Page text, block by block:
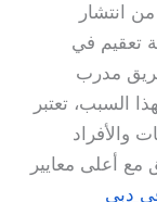
انتشار
تعقيم في
مدرب
السبب، تعتبر
والأفراد
مع أعلى معايير
دبي